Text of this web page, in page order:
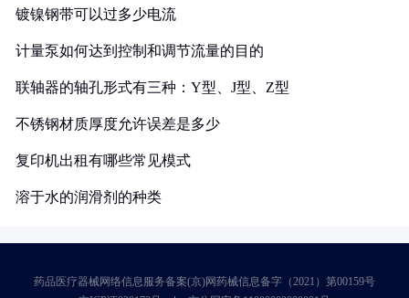
镀镍钢带可以过多少电流
计量泵如何达到控制和调节流量的目的
联轴器的轴孔形式有三种：Y型、J型、Z型
不锈钢材质厚度允许误差是多少
复印机出租有哪些常见模式
溶于水的润滑剂的种类
药品医疗器械网络信息服务备案(京)网药械信息备字（2021）第00159号